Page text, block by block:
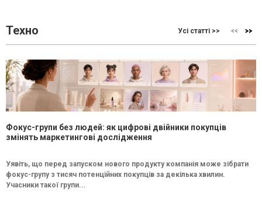
Техно Усі статті >>
Фокус-групи без людей: як цифрові двійники покупців
змінять маркетингові дослідження
Уявіть, що перед запуском нового продукту компанія може зібрати
фокус-групу з тисяч потенційних покупців за декілька хвилин.
Учасники такої групи...